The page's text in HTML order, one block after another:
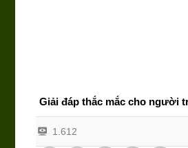
Giải đáp thắc mắc cho người
1.612